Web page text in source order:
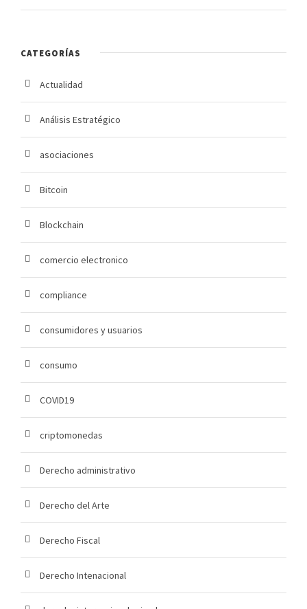
CATEGORÍAS
Actualidad
Análisis Estratégico
asociaciones
Bitcoin
Blockchain
comercio electronico
compliance
consumidores y usuarios
consumo
COVID19
criptomonedas
Derecho administrativo
Derecho del Arte
Derecho Fiscal
Derecho Intenacional